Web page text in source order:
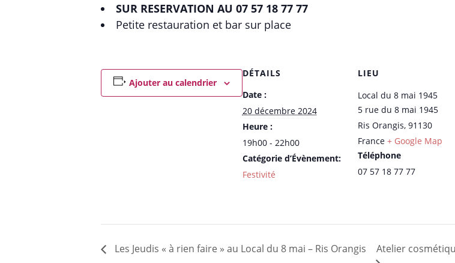
SUR RESERVATION AU 07 57 18 77 77
Petite restauration et bar sur place
Ajouter au calendrier
DÉTAILS
Date :
20 décembre 2024
Heure :
19h00 - 22h00
Catégorie d’Évènement:
Festivité
LIEU
Local du 8 mai 1945
5 rue du 8 mai 1945
Ris Orangis, 91130
France + Google Map
Téléphone
07 57 18 77 77
Les Jeudis « à rien faire » au Local du 8 mai – Ris Orangis Atelier